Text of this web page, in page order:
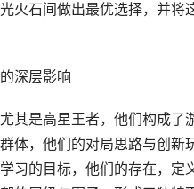
火石间做出最优选择，并将
深层影响
其是高星王者，他们构成了
体，他们的对局思路与创新
习的目标，他们的存在，定